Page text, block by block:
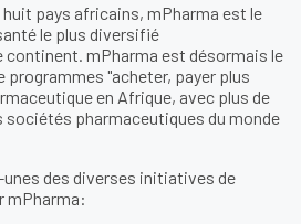
pays africains, mPharma est le
le plus diversifié
continent. mPharma est désormais le
programmes "acheter, payer plus
en Afrique, avec plus de
sociétés pharmaceutiques du monde
des diverses initiatives de
mPharma: